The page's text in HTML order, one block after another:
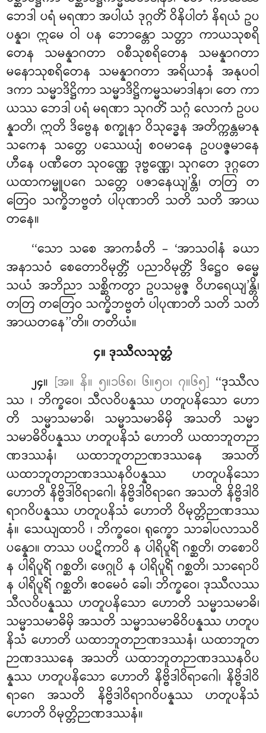
ဘေဒါ ပရံ မရဏာ အပါယံ ဒုဂ္ဂတိံ ဝိနိပါတံ နိရယံ ဥပ
ပန္နာ၊ ဣမေ ဝါ ပန ဘောန္တော သတ္တာ ကာယသုစရိ
တေန သမန္နာဂတာ ဝစီသုစရိတေန သမန္နာဂတာ
မနောသုစရိတေန သမန္နာဂတာ အရိယာနံ အနုပဝါ
ဒကာ သမ္မာဒိဋ္ဌိကာ သမ္မာဒိဋ္ဌိကမ္မသမာဒါနာ၊ တေ ကာ
ယဿ ဘေဒါ ပရံ မရဏာ သုဂတိံ သဂ္ဂံ လောကံ ဥပပ
န္နာတိ၊ ဣတိ ဒိဗ္ဗေန စက္ခုနာ ဝိသုဒ္ဓေန အတိက္ကန္တမာနု
သကေန သတ္တေ ပဿေယျံ စဝမာနေ ဥပပဇ္ဇမာနေ
ဟီနေ ပဏီတေ သုဝဏ္ဏေ ဒုဗ္ဗဏ္ဏေ၊ သုဂတေ ဒုဂ္ဂတေ
ယထာကမ္မူပဂေ သတ္တေ ပဇာနေယျ’န္တိ၊ တတြ တ
တြေဝ သက္ခိဘဗ္ဗတံ ပါပုဏာတိ သတိ သတိ အာယ
တနေ။
‘‘သော သစေ အာကင်္ခတိ – ‘အာသဝါနံ ခယာ
အနာသဝံ စေတောဝိမုတ္တိံ ပညာဝိမုတ္တိံ ဒိဋ္ဌေဝ ဓမ္မေ
သယံ အဘိညာ သစ္ဆိကတွာ ဥပသမ္ပဇ္ဇ ဝိဟရေယျ’န္တိ၊
တတြ တတြေဝ သက္ခိဘဗ္ဗတံ ပါပုဏာတိ သတိ သတိ
အာယတနေ’’တိ။ တတိယံ။
၄။ ဒုဿီလသုတ္တံ
၂၄။ [အ။ နိ။ ၅။၁၆၈၊ ၆။၅၀၊ ၇။၆၅] ‘‘ဒုဿီလ
ဿ ၊ ဘိက္ခဝေ၊ သီလဝိပန္နဿ ဟတူပနိသော ဟော
တိ သမ္မာသမာဓိ၊ သမ္မာသမာဓိမှိ အသတိ သမ္မာ
သမာဓိဝိပန္နဿ ဟတူပနိသံ ဟောတိ ယထာဘူတဉာ
ဏဒဿနံ၊ ယထာဘူတဉာဏဒဿနေ အသတိ
ယထာဘူတဉာဏဒဿနဝိပန္နဿ ဟတူပနိသော
ဟောတိ နိဗ္ဗိဒါဝိရာဂေါ၊ နိဗ္ဗိဒါဝိရာဂေ အသတိ နိဗ္ဗိဒါဝိ
ရာဂဝိပန္နဿ ဟတူပနိသံ ဟောတိ ဝိမုတ္တိဉာဏဒဿ
နံ။ သေယျထာပိ ၊ ဘိက္ခဝေ၊ ရုက္ခော သာခါပလာသဝိ
ပန္နော။ တဿ ပပဋိကာပိ န ပါရိပူရိံ ဂစ္ဆတိ၊ တစောပိ
န ပါရိပူရိံဂစ္ဆတိ၊ ဖေဂ္ဂုပိ န ပါရိပူရိံ ဂစ္ဆတိ၊ သာရောပိ
န ပါရိပူရိံ ဂစ္ဆတိ၊ ဧဝမေဝံ ခေါ၊ ဘိက္ခဝေ၊ ဒုဿီလဿ
သီလဝိပန္နဿ ဟတူပနိသော ဟောတိ သမ္မာသမာဓိ၊
သမ္မာသမာဓိမှိ အသတိ သမ္မာသမာဓိဝိပန္နဿ ဟတူပ
နိသံ ဟောတိ ယထာဘူတဉာဏဒဿနံ၊ ယထာဘူတ
ဉာဏဒဿနေ အသတိ ယထာဘူတဉာဏဒဿနဝိပ
န္နဿ ဟတူပနိသော ဟောတိနိဗ္ဗိဒါဝိရာဂေါ၊ နိဗ္ဗိဒါဝိ
ရာဂေ အသတိ နိဗ္ဗိဒါဝိရာဂဝိပန္နဿ ဟတူပနိသံ
ဟောတိ ဝိမုတ္တိဉာဏဒဿနံ။